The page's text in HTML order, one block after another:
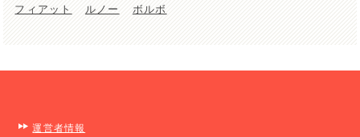
フィアット
ルノー ボルボ
運営者情報